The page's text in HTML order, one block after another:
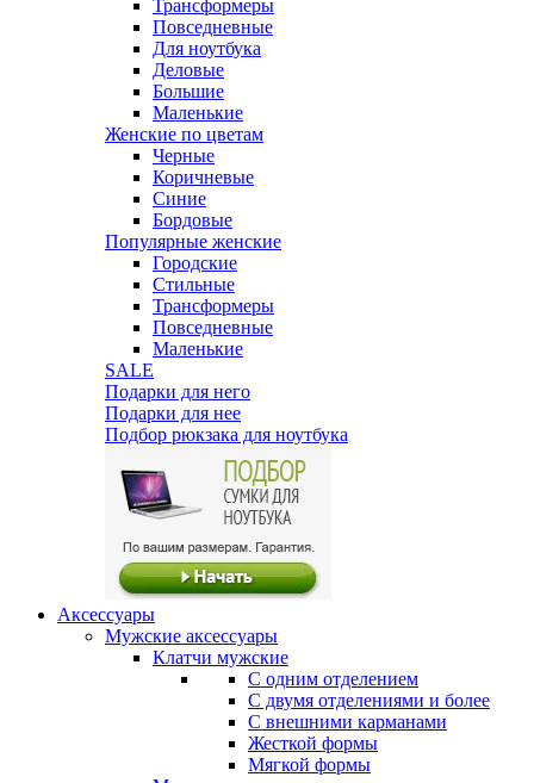
Трансформеры
Повседневные
Для ноутбука
Деловые
Большие
Маленькие
Женские по цветам
Черные
Коричневые
Синие
Бордовые
Популярные женские
Городские
Стильные
Трансформеры
Повседневные
Маленькие
SALE
Подарки для него
Подарки для нее
Подбор рюкзака для ноутбука
Аксессуары
Мужские аксессуары
Клатчи мужские
С одним отделением
С двумя отделениями и более
С внешними карманами
Жесткой формы
Мягкой формы